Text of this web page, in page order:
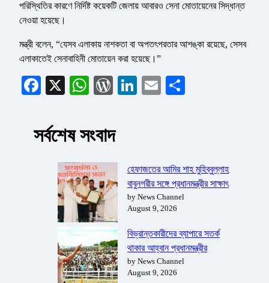
পরিস্থিতির কারণে নির্দিষ্ট কয়েকটি জেলায় আবারও সেনা মোতায়েনের সিদ্ধান্ত
নেওয়া হয়েছে।
মন্ত্রী বলেন, “যেসব এলাকায় নাশকতা বা অপতৎপরতার আশঙ্কা রয়েছে, সেসব
এলাকাতেই সেনাবাহিনী মোতায়েন করা হয়েছে।”
Facebook
X WhatsApp
WordPress
LinkedIn
Email
সর্বশেষ সংবাদ
হেফাজতের আমির শাহ মুহিব্বুল্লাহ
বাবুনগরীর সঙ্গে প্রধানমন্ত্রীর সাক্ষাৎ
by News Channel
August 9, 2026
বিভ্রান্তকারীদের ব্যাপারে সতর্ক
থাকার আহ্বান প্রধানমন্ত্রীর
by News Channel
August 9, 2026